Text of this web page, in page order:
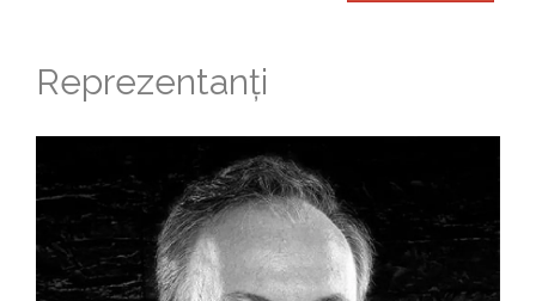
Reprezentanți